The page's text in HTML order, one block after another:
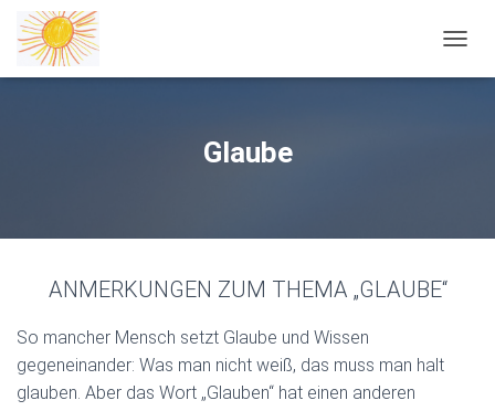
Glaube
ANMERKUNGEN ZUM THEMA „GLAUBE“
So mancher Mensch setzt Glaube und Wissen
gegeneinander: Was man nicht weiß, das muss man halt
glauben. Aber das Wort „Glauben“ hat einen anderen